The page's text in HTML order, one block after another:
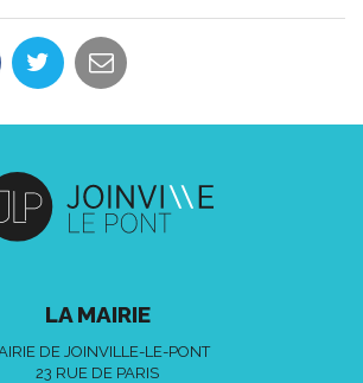
LA MAIRIE
DE JOINVILLE-LE-PONT
23 RUE DE PARIS